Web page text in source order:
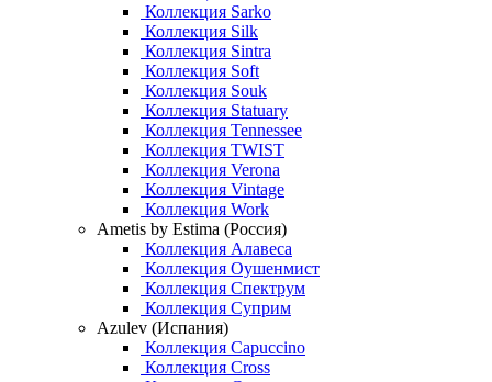
Коллекция Sarko
Коллекция Silk
Коллекция Sintra
Коллекция Soft
Коллекция Souk
Коллекция Statuary
Коллекция Tennessee
Коллекция TWIST
Коллекция Verona
Коллекция Vintage
Коллекция Work
Ametis by Estima (Россия)
Коллекция Алавеса
Коллекция Оушенмист
Коллекция Спектрум
Коллекция Суприм
Azulev (Испания)
Коллекция Capuccino
Коллекция Cross